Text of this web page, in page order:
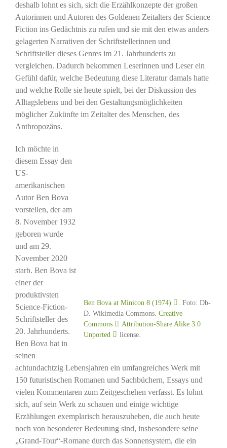
deshalb lohnt es sich, sich die Erzählkonzepte der großen
Autorinnen und Autoren des Goldenen Zeitalters der Science
Fiction ins Gedächtnis zu rufen und sie mit den etwas anders
gelagerten Narrativen der Schriftstellerinnen und
Schriftsteller dieses Genres im 21. Jahrhunderts zu
vergleichen. Dadurch bekommen Leserinnen und Leser ein
Gefühl dafür, welche Bedeutung diese Literatur damals hatte
und welche Rolle sie heute spielt, bei der Diskussion des
Alltagslebens und bei den Gestaltungsmöglichkeiten
möglicher Zukünfte im Zeitalter des Menschen, des
Anthropozäns.
Ben Bova at Minicon 8 (1974)
. Foto: Db-
D. Wikimedia Commons.Creative
Commons
Attribution-Share Alike 3.0
Unported
license.
Ich möchte in
diesem Essay den
US-
amerikanischen
Autor Ben Bova
vorstellen, der am
8. November 1932
geboren wurde
und am 29.
November 2020
starb. Ben Bova ist
einer der
produktivsten
Science-Fiction-
Schriftsteller des
20. Jahrhunderts.
Ben Bova hat in
seinen
achtundachtzig Lebensjahren ein umfangreiches Werk mit
150 futuristischen Romanen und Sachbüchern, Essays und
vielen Kommentaren zum Zeitgeschehen verfasst. Es lohnt
sich, auf sein Werk zu schauen und einige wichtige
Erzählungen exemplarisch herauszuheben, die auch heute
noch von besonderer Bedeutung sind, insbesondere seine
„Grand-Tour“-Romane durch das Sonnensystem, die ein